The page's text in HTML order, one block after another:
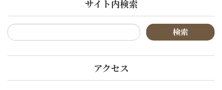
サイト内検索
アクセス